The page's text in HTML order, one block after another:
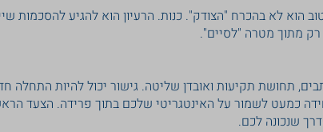
הוא לא בהכרח "הצודק". כנות. הרעיון הוא להגיע להסכמות
מתוך מטרה "לסיים".
תחושת תקיעות ואובדן שליטה. גישור יכול להיות התחלה
כמעט לשמור על האינטגריטי שלכם בתוך פרידה. הצעד
שנכונה לכם.